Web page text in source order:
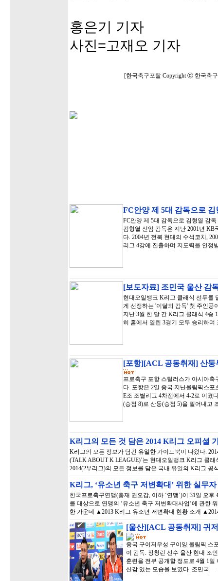
홍은기 기자
사진=고재오 기자
[한국축구포탈 Copyright ⓒ 한국축
FC안양 제 5대 감독으로
FC안양 제 5대 감독으로 김형열 감
김형열 신임 감독은 지난 2001년
다. 2004년 전북 현대의 수석코치,
리그 4강에 진출하며 지도력을 인정
[보도자료] 조민국 울산 감
현대오일뱅크 K리그 클래식 선두를
게 선정하는 '이달의 감독' 첫 주인공
지난 3월 한 달 간 K리그 클래식 4승
히 홈에서 열린 3경기 모두 승리하
[포항][ACL 공동취재] 산둥
프로축구 포항 스틸러스가 아시아
다. 포항은 2일 중국 지난올림픽스
E조 조별리그 4차전에서 4-2로 이겼
(승점 8)로 산둥(승점 5)을 밀어내고
K리그의 모든 것 담은 2014 K리그 오피셜
K리그의 모든 정보가 담긴 유일한 가이드북이 나왔다.
(TALK ABOUT K LEAGUE)’는 현대오일뱅크 K리그 클
2014(2부리그)의 모든 정보를 담은 국내 유일의 K리그
K리그, ‘유소년 축구 저변확대’ 위한 실무
한국프로축구연맹(총재 권오갑, 이하 ‘연맹’)이 31일 오
를 대상으로 연맹의 ‘유소년 축구 저변확대사업‘에 관한
한 가운데 ▲2013 K리그 유소년 저변확대 현황 소개
[울산][ACL 공동취재] 귀
중국 구이저우성 구이양 올림픽 스
이 감독. 장청린 선수 울산 현대 조
훈련을 전부 공개할 정도로 4월 1
신감 있는 모습을 보였다. 조민국…